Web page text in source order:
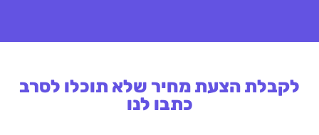
לקבלת הצעת מחיר שלא תוכלו לסרב
כתבו לנו